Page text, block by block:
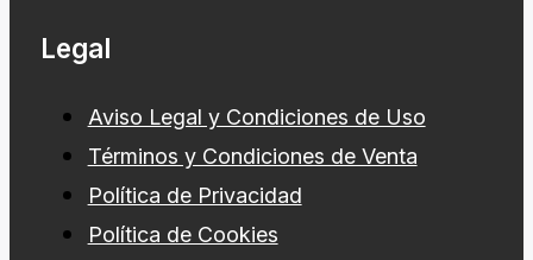
Legal
Aviso Legal y Condiciones de Uso
Términos y Condiciones de Venta
Política de Privacidad
Política de Cookies